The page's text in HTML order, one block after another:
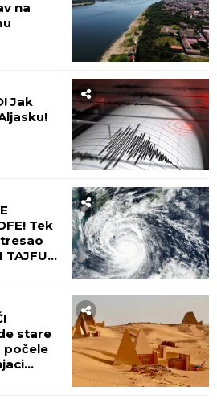
na
Jak
Tek
stare
počele